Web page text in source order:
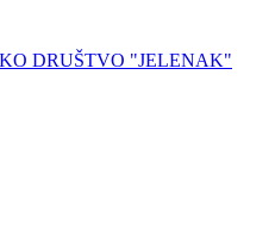
DRUŠTVO "JELENAK"